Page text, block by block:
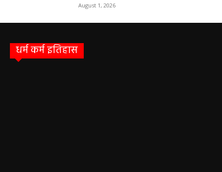
August 1, 2026
धर्म कर्म इतिहास